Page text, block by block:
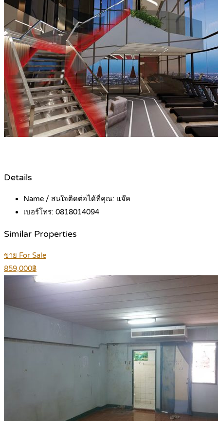
Details
Name / สนใจติดต่อได้ที่คุณ: แจ๊ค
เบอร์โทร: 0818014094
Similar Properties
ขาย For Sale
859,000฿